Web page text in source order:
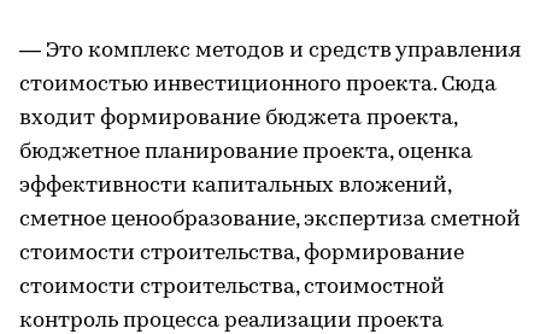
— Это комплекс методов и средств управления
стоимостью инвестиционного проекта. Сюда
входит формирование бюджета проекта,
бюджетное планирование проекта, оценка
эффективности капитальных вложений,
сметное ценообразование, экспертиза сметной
стоимости строительства, формирование
стоимости строительства, стоимостной
контроль процесса реализации проекта